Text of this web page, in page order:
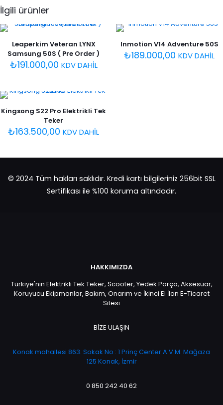
İlgili ürünler
Leaperkim Veteran LYNX
Samsung 50S ( Pre Order )
₺191.000,00 KDV DAHİL
Inmotion V14 Adventure 50S
₺189.000,00 KDV DAHİL
Kingsong S22 Pro Elektrikli Tek
Teker
₺163.500,00 KDV DAHİL
© 2024 Tüm hakları saklıdır. Kredi kartı bilgileriniz 256bit SSL
Sertifikası ile %100 koruma altındadır.
HAKKIMIZDA
Türkiye'nin Elektrikli Tek Teker, Scooter, Yedek Parça, Aksesuar,
Koruyucu Ekipmanlar, Bakım, Onarım ve İkinci El İlan E-Ticaret
Sitesi
BİZE ULAŞIN
Konak mahallesi 863. Sokak No : 1 Prinç Center A.V.M. Mağaza
125 Konak, İzmir
0 850 242 40 62